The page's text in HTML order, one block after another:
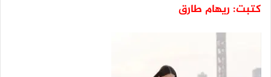
كتبت: ريهام طارق